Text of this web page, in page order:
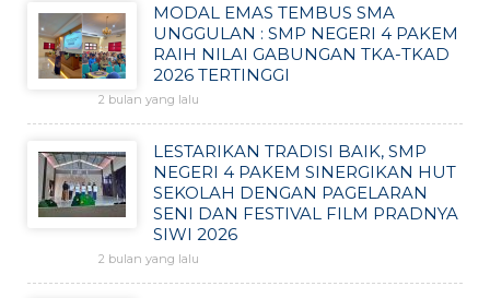
MODAL EMAS TEMBUS SMA
UNGGULAN : SMP NEGERI 4 PAKEM
RAIH NILAI GABUNGAN TKA-TKAD
2026 TERTINGGI
2 bulan yang lalu
LESTARIKAN TRADISI BAIK, SMP
NEGERI 4 PAKEM SINERGIKAN HUT
SEKOLAH DENGAN PAGELARAN
SENI DAN FESTIVAL FILM PRADNYA
SIWI 2026
2 bulan yang lalu